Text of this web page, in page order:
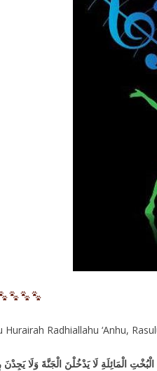
Hurairah Radhiallahu ‘Anhu,
الْمَائِلَةِ لَا يَدْخُلْنَ الْجَنَّةَ وَلَا يَجِدْنَ